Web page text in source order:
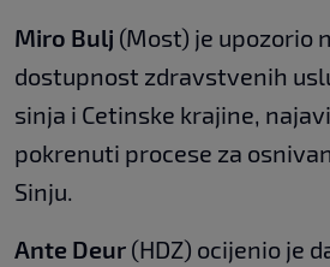
Miro Bulj (Most) je upozorio
dostupnost zdravstvenih
sinja i Cetinske krajine,
pokrenuti procese za
Sinju.
Ante Deur (HDZ) ocijenio je